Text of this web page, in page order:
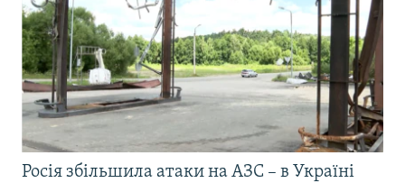
Росія збільшила атаки на АЗС – в Україні